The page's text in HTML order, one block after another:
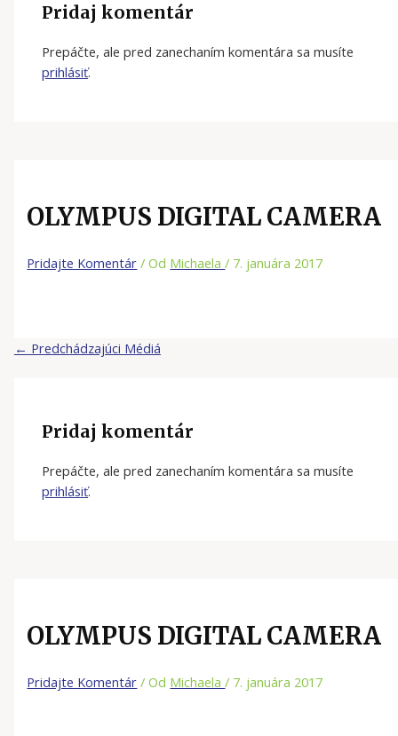
Pridaj komentár
Prepáčte, ale pred zanechaním komentára sa musíte
prihlásiť.
OLYMPUS DIGITAL CAMERA
Pridajte Komentár / Od Michaela/ 7. januára 2017
← Predchádzajúci Médiá
Pridaj komentár
Prepáčte, ale pred zanechaním komentára sa musíte
prihlásiť.
OLYMPUS DIGITAL CAMERA
Pridajte Komentár / Od Michaela/ 7. januára 2017